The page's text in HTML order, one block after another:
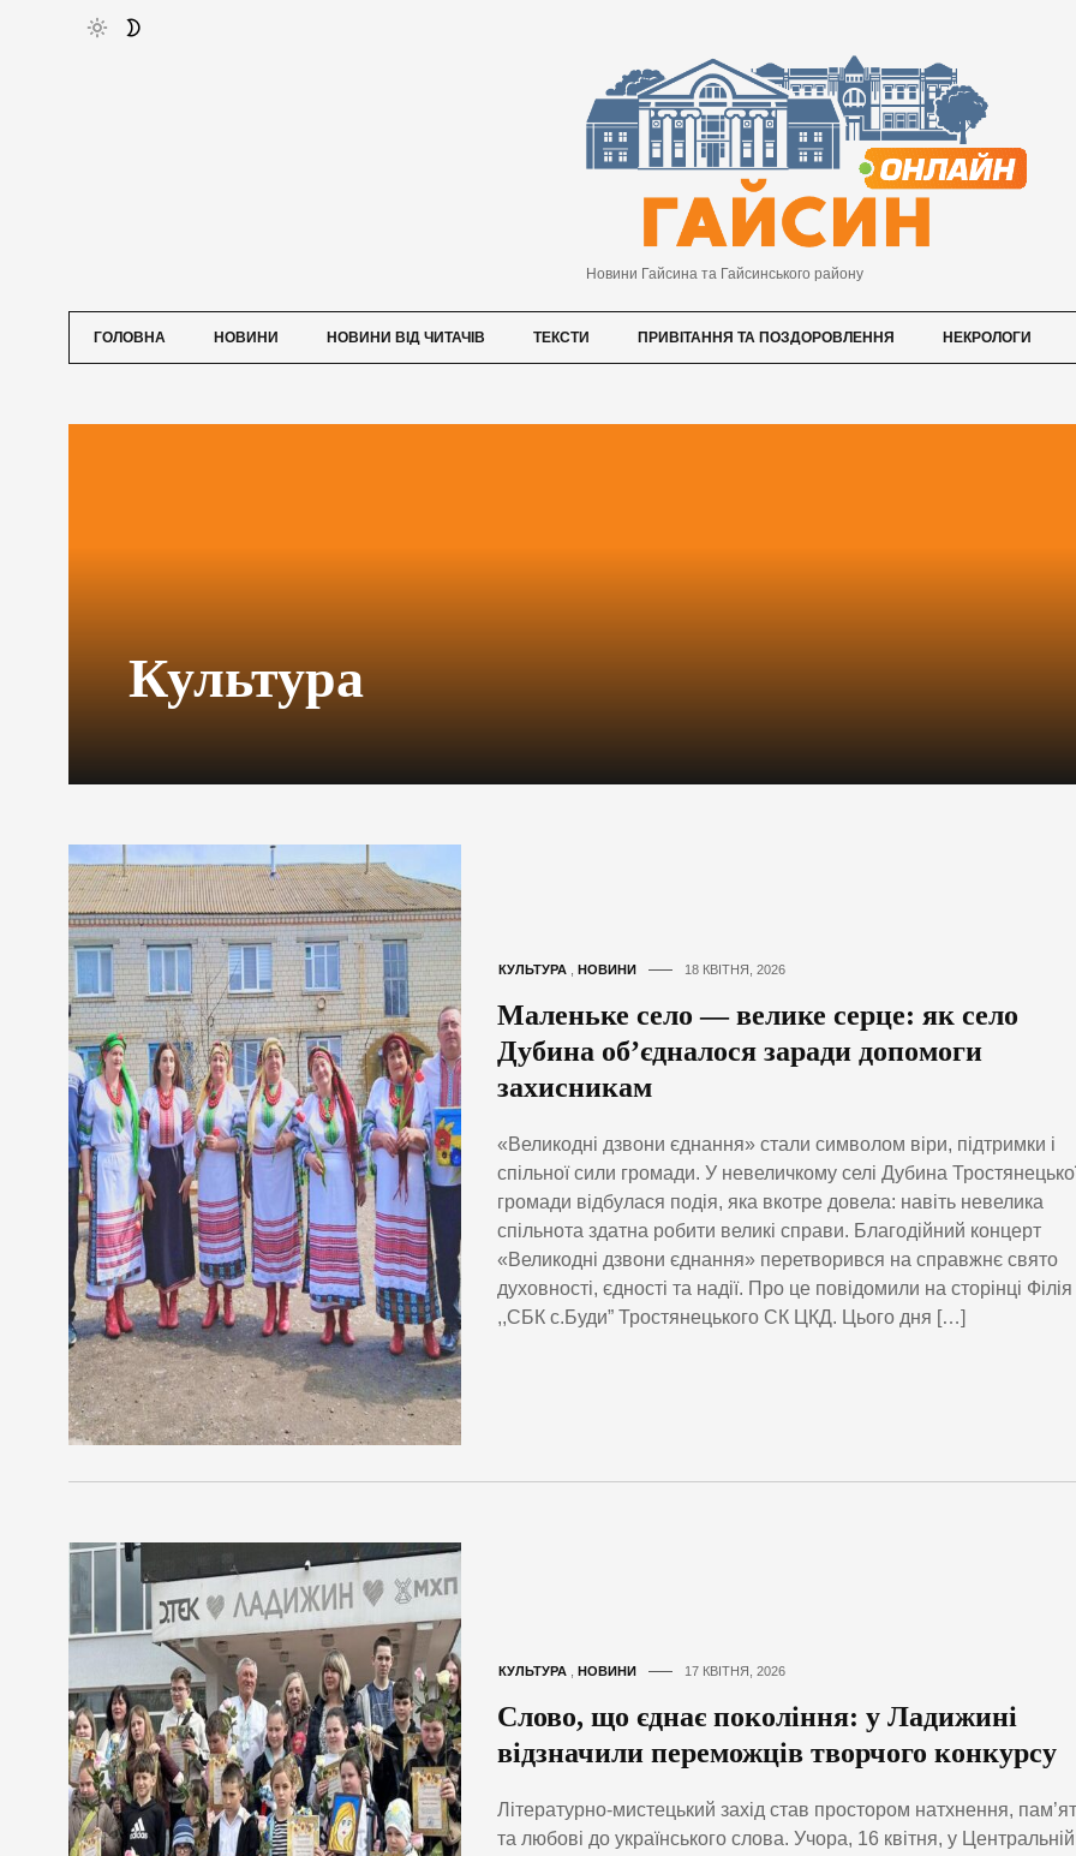
Новини Гайсина та Гайсинського району
ГОЛОВНА НОВИНИ НОВИНИ ВІД ЧИТАЧІВ ТЕКСТИ ПРИВІТАННЯ ТА ПОЗДОРОВЛЕННЯ НЕКРОЛОГИ
Культура
КУЛЬТУРА НОВИНИ 18 КВІТНЯ, 2026
Маленьке село — велике серце: як село
Дубина об’єдналося заради допомоги
захисникам
«Великодні дзвони єднання» стали символом віри, підтримки і
спільної сили громади. У невеличкому селі Дубина
громади відбулася подія, яка вкотре довела: навіть невелика
спільнота здатна робити великі справи. Благодійний концерт
«Великодні дзвони єднання» перетворився на справжнє свято
духовності, єдності та надії. Про це повідомили на сторінці Філія
,,СБК с.Буди” Тростянецького СК ЦКД. Цього дня […]
КУЛЬТУРА НОВИНИ 17 КВІТНЯ, 2026
Слово, що єднає покоління: у Ладижині
відзначили переможців творчого конкурсу
Літературно-мистецький захід став простором натхнення,
та любові до українського слова. Учора, 16 квітня, у Центральній